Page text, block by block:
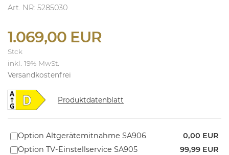
Art. NR: 5285030
1.069,00 EUR
Stck
inkl. 19% MwSt.
Versandkostenfrei
Produktdatenblatt
Option Altgerätemitnahme SA906
0,00 EUR
Option TV-Einstellservice SA905
99,99 EUR